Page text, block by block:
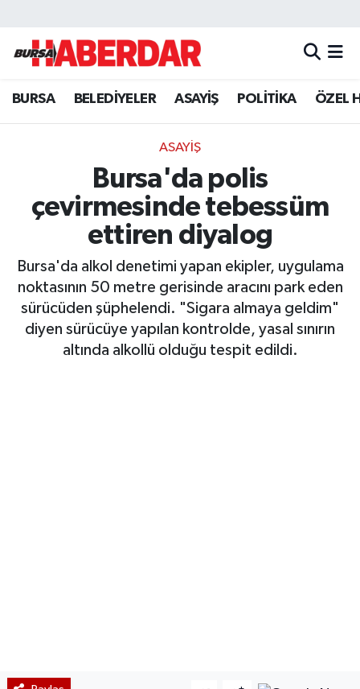
BURSA BELEDİYELER ASAYİŞ POLİTİKA ÖZEL
ASAYİŞ
Bursa'da polis
çevirmesinde tebessüm
ettiren diyalog
Bursa'da alkol denetimi yapan ekipler, uygulama
noktasının 50 metre gerisinde aracını park eden
sürücüden şüphelendi. "Sigara almaya geldim"
diyen sürücüye yapılan kontrolde, yasal sınırın
altında alkollü olduğu tespit edildi.
Hava Durumu
Trafik Durumu
Süper Lig Puan Durumu ve Fikstür
Tüm Manşetler
Son Dakika Haberleri
Haber Arşivi